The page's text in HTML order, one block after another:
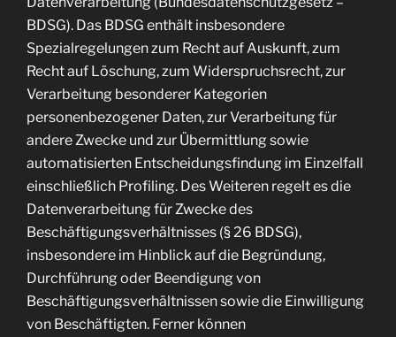
BDSG). Das BDSG enthält insbesondere
Spezialregelungen zum Recht auf Auskunft, zum
Recht auf Löschung, zum Widerspruchsrecht, zur
Verarbeitung besonderer Kategorien
personenbezogener Daten, zur Verarbeitung für
andere Zwecke und zur Übermittlung sowie
automatisierten Entscheidungsfindung im Einzelfall
einschließlich Profiling. Des Weiteren regelt es die
Datenverarbeitung für Zwecke des
Beschäftigungsverhältnisses (§ 26 BDSG),
insbesondere im Hinblick auf die Begründung,
Durchführung oder Beendigung von
Beschäftigungsverhältnissen sowie die Einwilligung
von Beschäftigten. Ferner können